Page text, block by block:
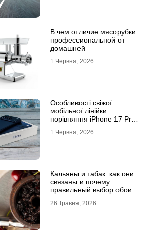
В чем отличие мясорубки
профессиональной от
домашней
1 Червня, 2026
Особливості свіжої
мобільної лінійки:
порівняння iPhone 17 Pro
1 Червня, 2026
Кальяны и табак: как они
связаны и почему
правильный выбор обоих
26 Травня, 2026